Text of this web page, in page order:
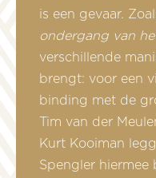
is een gevaar.
ondergang van
verschillende
brengt: voor een
binding met de
Tim van der
Kurt Kooiman
Spengler hiermee